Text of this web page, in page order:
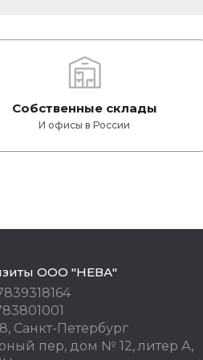
Собственные склады
И офисы в России
ООО "НЕВА"
Санкт-Петербург
пер, дом № 12, литер А,